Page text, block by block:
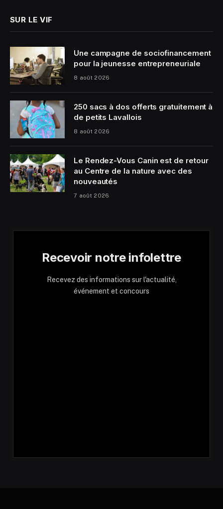
SUR LE VIF
Une campagne de sociofinancement
pour la jeunesse entrepreneuriale
8 août 2026
250 sacs à dos offerts gratuitement à
de petits Lavallois
8 août 2026
Le Rendez-Vous Canin est de retour
au Centre de la nature avec des
nouveautés
7 août 2026
Recevoir notre infolettre
Recevez des informations sur l'actualité,
événement et concours